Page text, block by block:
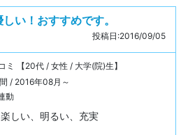
い！おすすめです。
投稿日:2016/09/05
ミ 【20代 / 女性 / 大学(院)生】
/ 2016年08月～
動
楽しい、明るい、充実